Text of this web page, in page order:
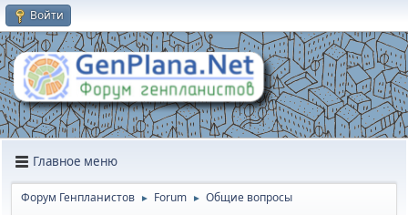
Войти
Главное меню
Форум Генпланистов ► Forum ► Общие вопросы